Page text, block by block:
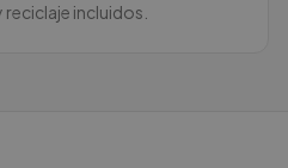
incluidos.